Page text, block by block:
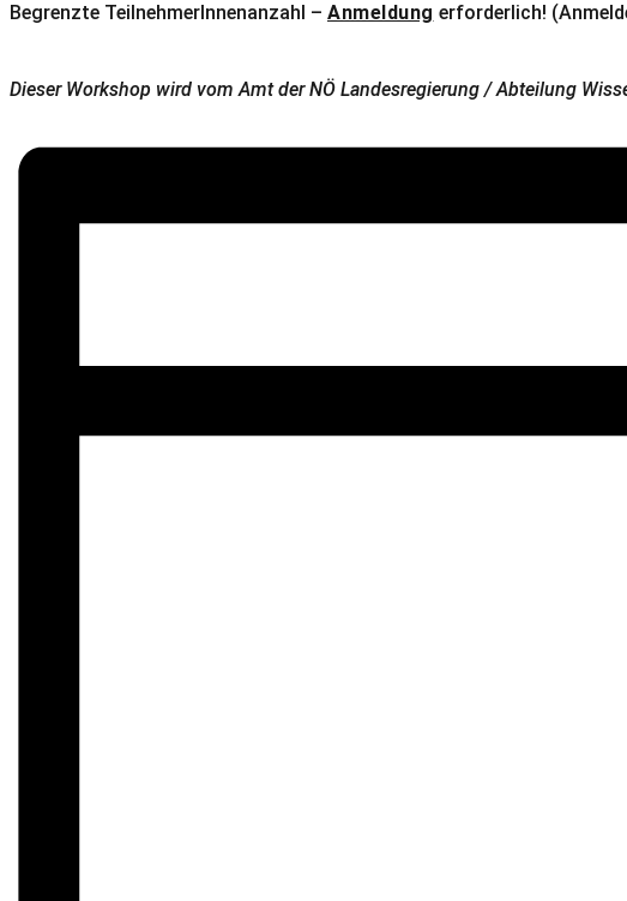
Begrenzte TeilnehmerInnenanzahl – Anmeldung erforderlich!
Dieser Workshop wird vom Amt der NÖ Landesregierung / Abteilung